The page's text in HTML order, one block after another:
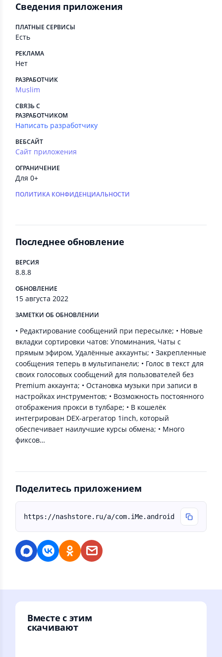
Сведения приложения
ПЛАТНЫЕ СЕРВИСЫ
Есть
РЕКЛАМА
Нет
РАЗРАБОТЧИК
Muslim
СВЯЗЬ С
РАЗРАБОТЧИКОМ
Написать разработчику
ВЕБСАЙТ
Сайт приложения
ОГРАНИЧЕНИЕ
Для 0+
ПОЛИТИКА КОНФИДЕНЦИАЛЬНОСТИ
Последнее обновление
ВЕРСИЯ
8.8.8
ОБНОВЛЕНИЕ
15 августа 2022
ЗАМЕТКИ ОБ ОБНОВЛЕНИИ
• Редактирование сообщений при пересылке; • Новые
вкладки сортировки чатов: Упоминания, Чаты с
прямым эфиром, Удалённые аккаунты; • Закрепленные
сообщения теперь в мультипанели; • Голос в текст для
своих голосовых сообщений для пользователей без
Premium аккаунта; • Остановка музыки при записи в
настройках инструментов; • Возможность постоянного
отображения прокси в тулбаре; • В кошелёк
интегрирован DEX-агрегатор 1inch, который
обеспечивает наилучшие курсы обмена; • Много
фиксов…
Поделитесь приложением
https://nashstore.ru/a/com.iMe.android
Вместе с этим
скачивают